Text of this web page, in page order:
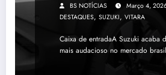
BS NOTÍCIAS Março 4,
DESTAQUES, SUZUKI, VITARA
Caixa de entradaA Suzuki acaba
mais audacioso no mercado